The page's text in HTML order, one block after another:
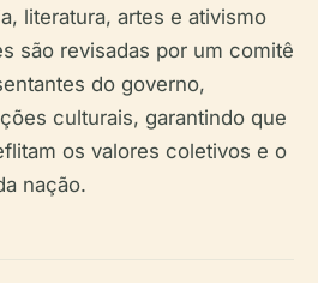
literatura, artes e ativismo
são revisadas por um comitê
do governo,
culturais, garantindo que
os valores coletivos e o
nação.